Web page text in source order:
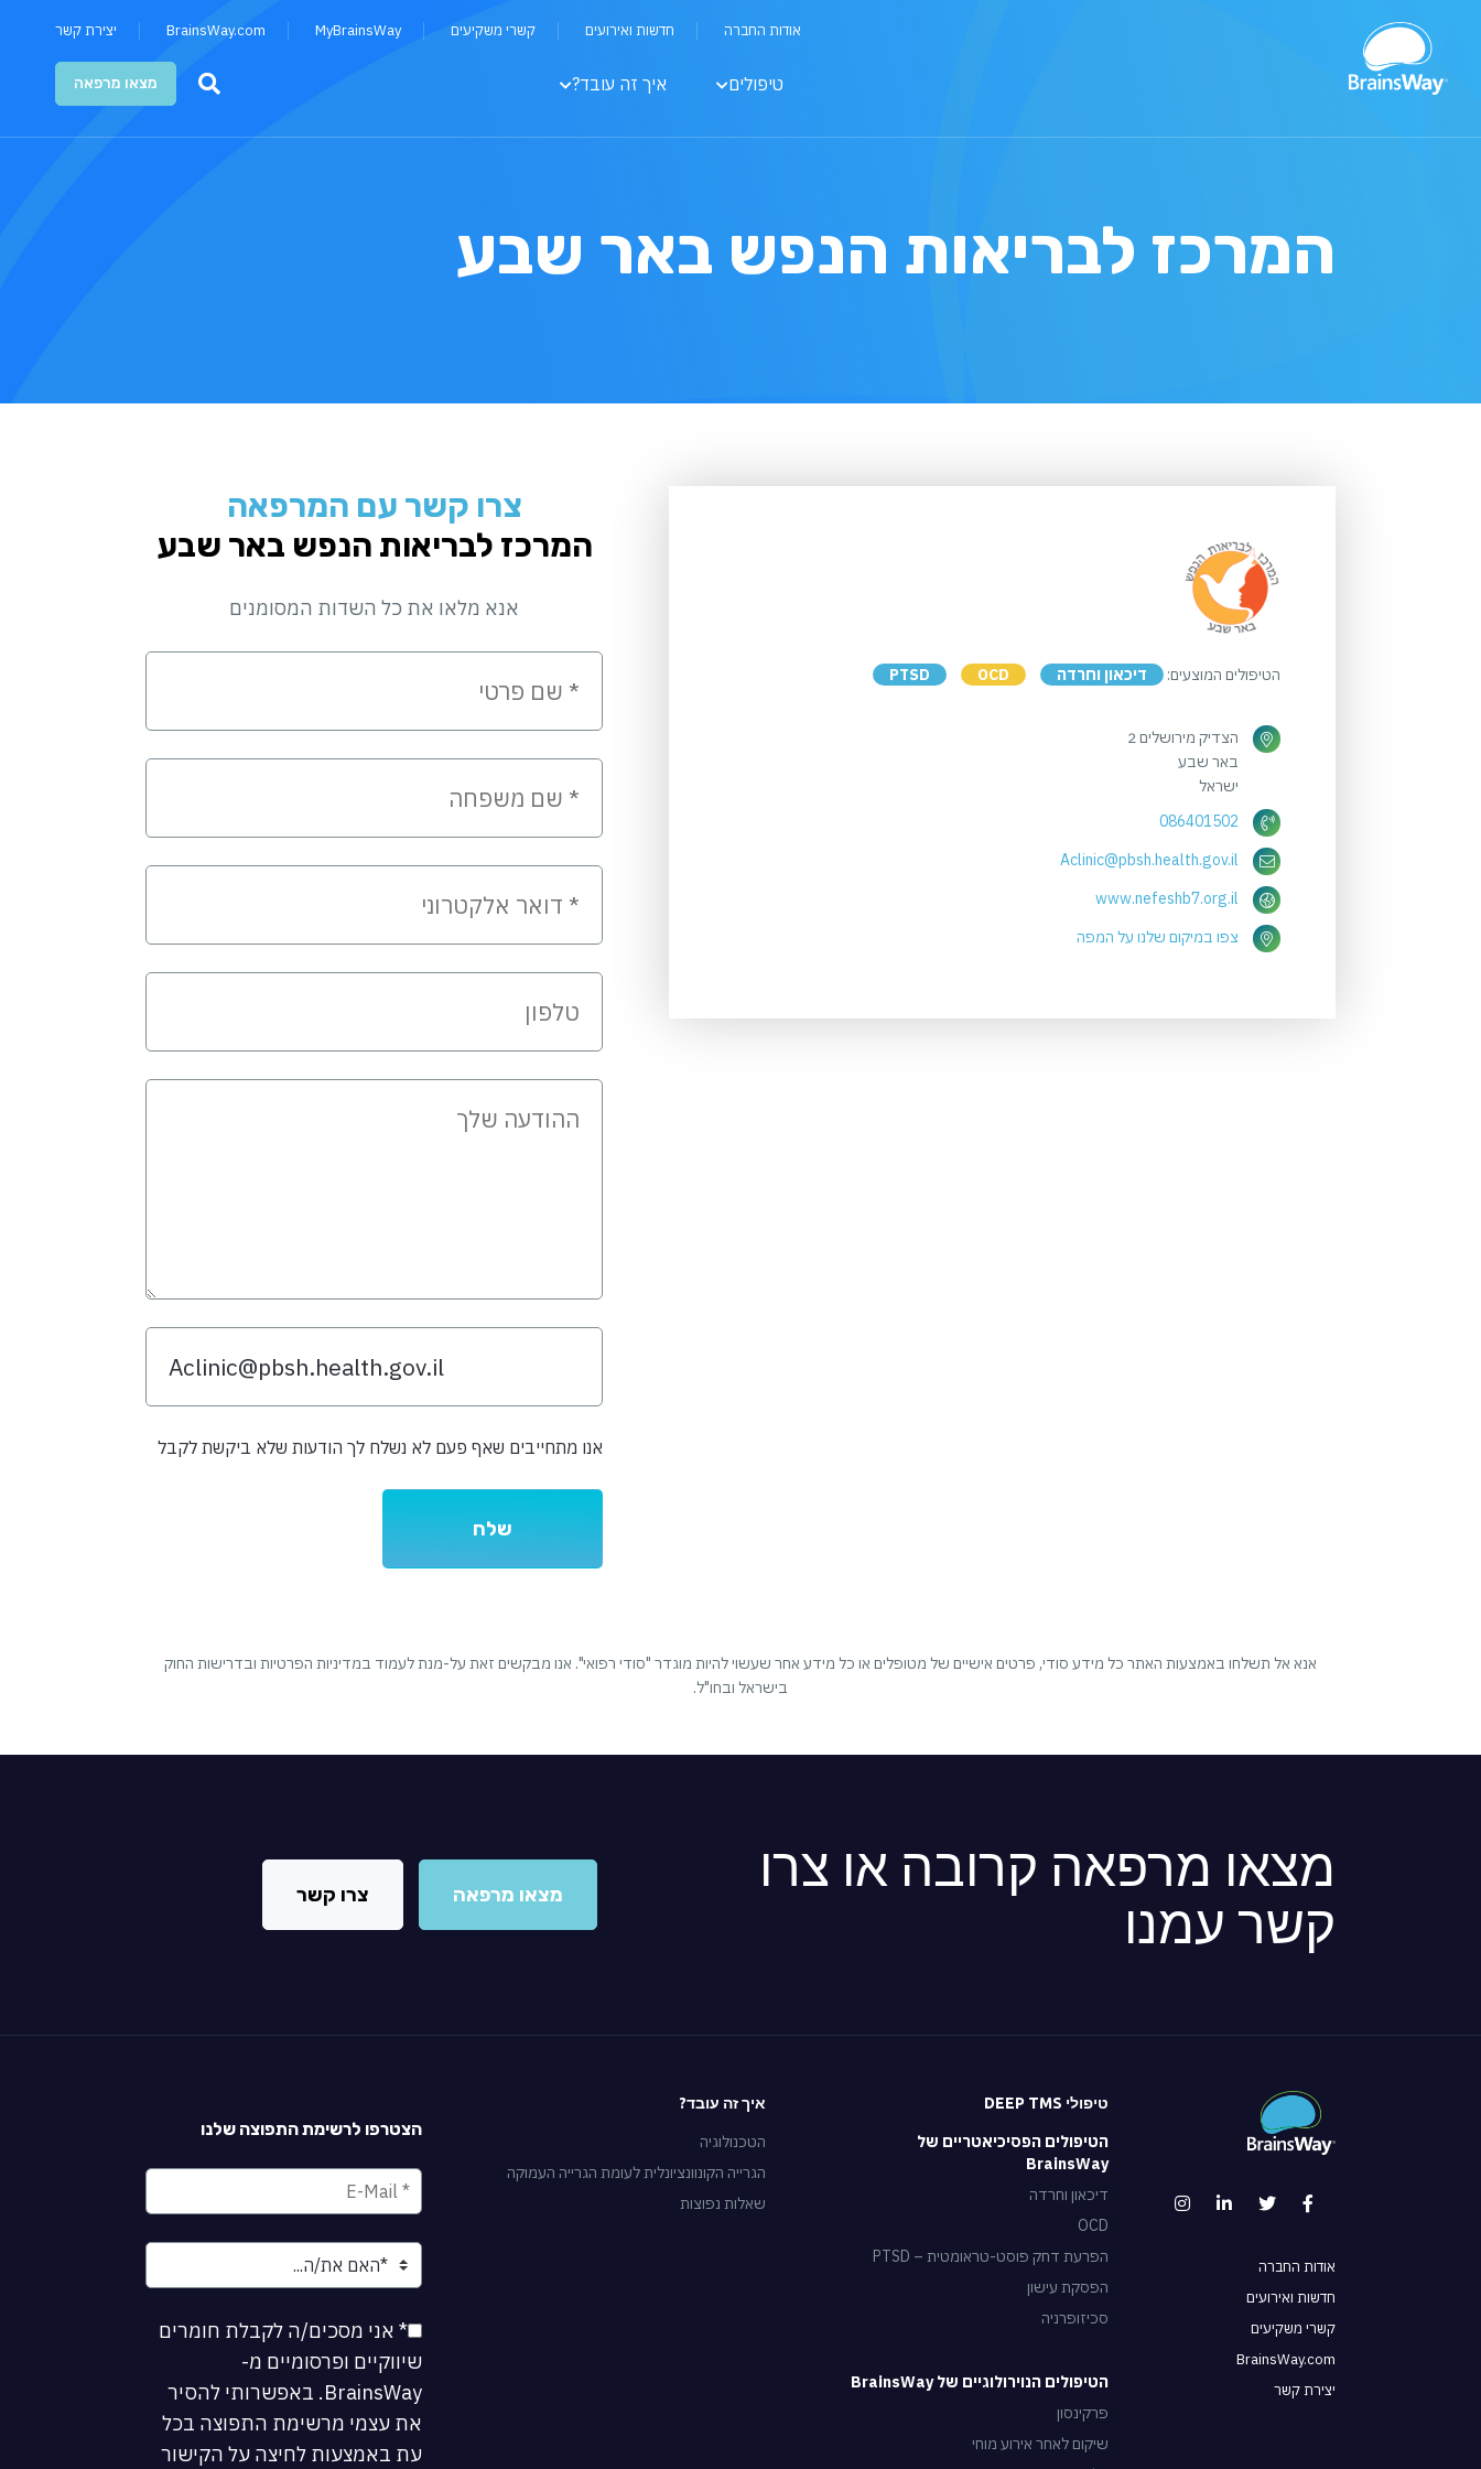
אודות החברה חדשות ואירועים קשרי משקיעים MyBrainsWay
BrainsWay.com יצירת קשר
מצאו מרפאה איך זה עובד? טיפולים
המרכז לבריאות הנפש באר שבע
הטיפולים המוצעים: דיכאון וחרדה OCD
PTSD
הצדיק מירושלים 2
באר שבע
ישראל
086401502
Aclinic@pbsh.health.gov.il
www.nefeshb7.org.il
צפו במיקום שלנו על המפה
צרו קשר עם המרפאה
המרכז לבריאות הנפש באר שבע
אנא מלאו את כל השדות המסומנים
אנו מתחייבים שאף פעם לא נשלח לך הודעות שלא ביקשת לקבל
אנא אל תשלחו באמצעות האתר כל מידע סודי, פרטים אישיים של מטופלים או כל מידע אחר שעשוי להיות מוגדר "סודי רפואי". אנו מבקשים זאת על-מנת לעמוד במדיניות הפרטיות ובדרישות החוק
בישראל ובחו"ל.
מצאו מרפאה קרובה או צרו
קשר עמנו
מצאו מרפאה צרו קשר
אודות החברה
חדשות ואירועים
קשרי משקיעים
BrainsWay.com
יצירת קשר
טיפולי DEEP TMS
הטיפולים הפסיכיאטריים של
BrainsWay
דיכאון וחרדה
OCD
הפרעת דחק פוסט-טראומטית – PTSD
הפסקת עישון
סכיזופרניה
הטיפולים הנוירולוגיים של BrainsWay
פרקינסון
שיקום לאחר אירוע מוחי
איך זה עובד?
הטכנולוגיה
הגרייה הקונוונציונלית לעומת הגרייה העמוקה
שאלות נפוצות
הצטרפו לרשימת התפוצה שלנו
* אני מסכים/ה לקבלת חומרים
שיווקיים ופרסומיים מ-
BrainsWay. באפשרותי להסיר
את עצמי מרשימת התפוצה בכל
עת באמצעות לחיצה על הקישור